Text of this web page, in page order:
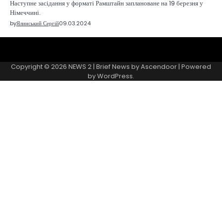
Наступне засідання у форматі Рамштайн заплановане на 19 березня у
Німеччині.
byЯлинський Сергій09.03.2024
Page
Copyright © 2026 NEWS 2 | Brief News byAscendoor | Powered
byWordPress.